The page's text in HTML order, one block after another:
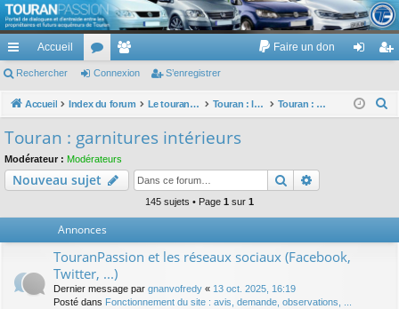
TouranPassion
Le forum des propriétaires ou futurs acquéreurs du Volkswagen Touran
cc
ès
pi
de
Accueil
or
u
e
m
Faire un don
ne nr
Rechercher Connexion S’enregistrer
Accueil Index du forum Le touran dans ses versions I (V1 V2 V3) et II ... Touran : les éléments et équipements extérieurs et intérieurs Touran : garnitures intérieurs
c
Touran : garnitures intérieurs
Modérateur : Modérateurs
Nouveau sujet Rechercher
145 sujets • Page 1 sur 1
Annonces
TouranPassion et les réseaux sociaux (Facebook,
Twitter, ...)
Dernier message par gnanvofredy « 13 oct. 2025, 16:19
Posté dans Fonctionnement du site : avis, demande, observations, ...